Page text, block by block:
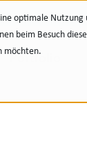
optimale
beim Besuch
möchten.
Portfolio